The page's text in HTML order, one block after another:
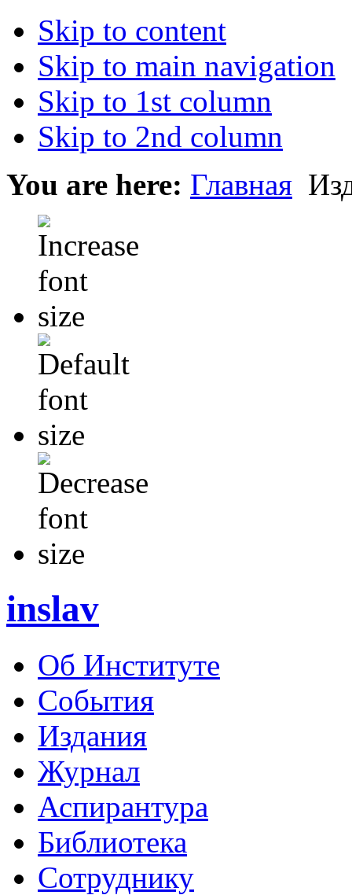
Skip to content
Skip to main navigation
Skip to 1st column
Skip to 2nd column
You are here: Главная
inslav
Об Институте
События
Издания
Журнал
Аспирантура
Библиотека
Сотруднику